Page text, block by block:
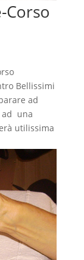
Corso
Bellissimi
ad
ad una
utilissima